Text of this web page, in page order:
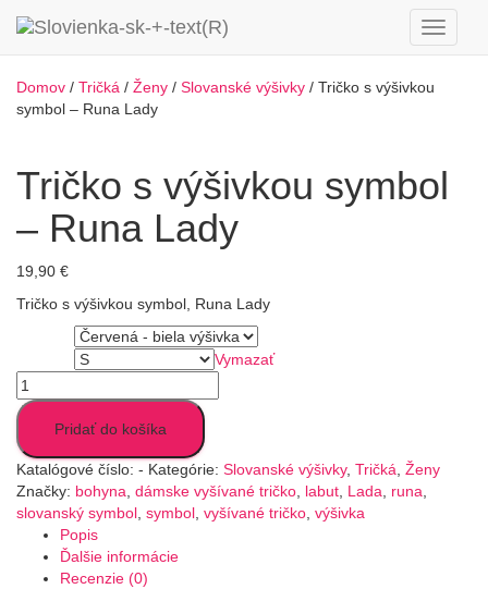
Toggle
Domov / Tričká / Ženy / Slovanské výšivky / Tričko s výšivkou
symbol – Runa Lady
Tričko s výšivkou symbol
– Runa Lady
19,90 €
Tričko s výšivkou symbol, Runa Lady
Vymazať
množstvo
Tričko
s
výšivkou
symbol
-
Runa
Lady
Pridať do košíka
Katalógové číslo: - Kategórie: Slovanské výšivky, Tričká, Ženy
Značky: bohyna, dámske vyšívané tričko, labut, Lada, runa,
slovanský symbol, symbol, vyšívané tričko, výšivka
Popis
Ďalšie informácie
Recenzie (0)